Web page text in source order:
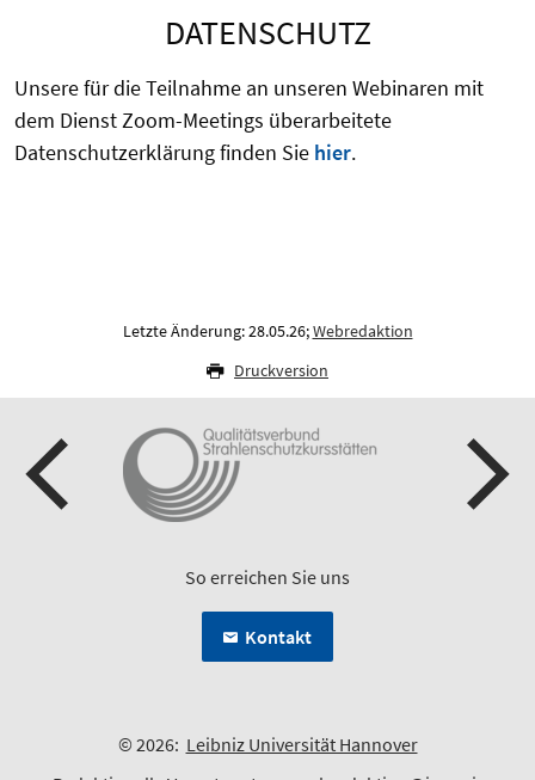
DATENSCHUTZ
Unsere für die Teilnahme an unseren Webinaren mit
dem Dienst Zoom-Meetings überarbeitete
Datenschutzerklärung finden Sie hier.
Letzte Änderung: 28.05.26;Webredaktion
Druckversion
So erreichen Sie uns
Kontakt
© 2026: Leibniz Universität Hannover